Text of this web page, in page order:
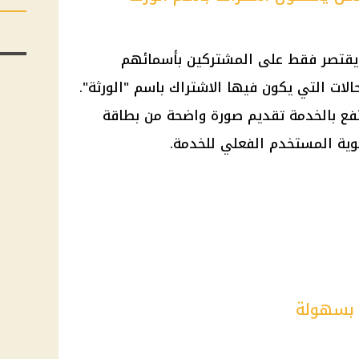
يقتصر فقط على المشتركين بأسمائهم
التي يكون فيها الاشتراك باسم "الورثة".
بالخدمة تقديم صورة واضحة من بطاقة
المستخدم الفعلي للخدمة.
بسهولة